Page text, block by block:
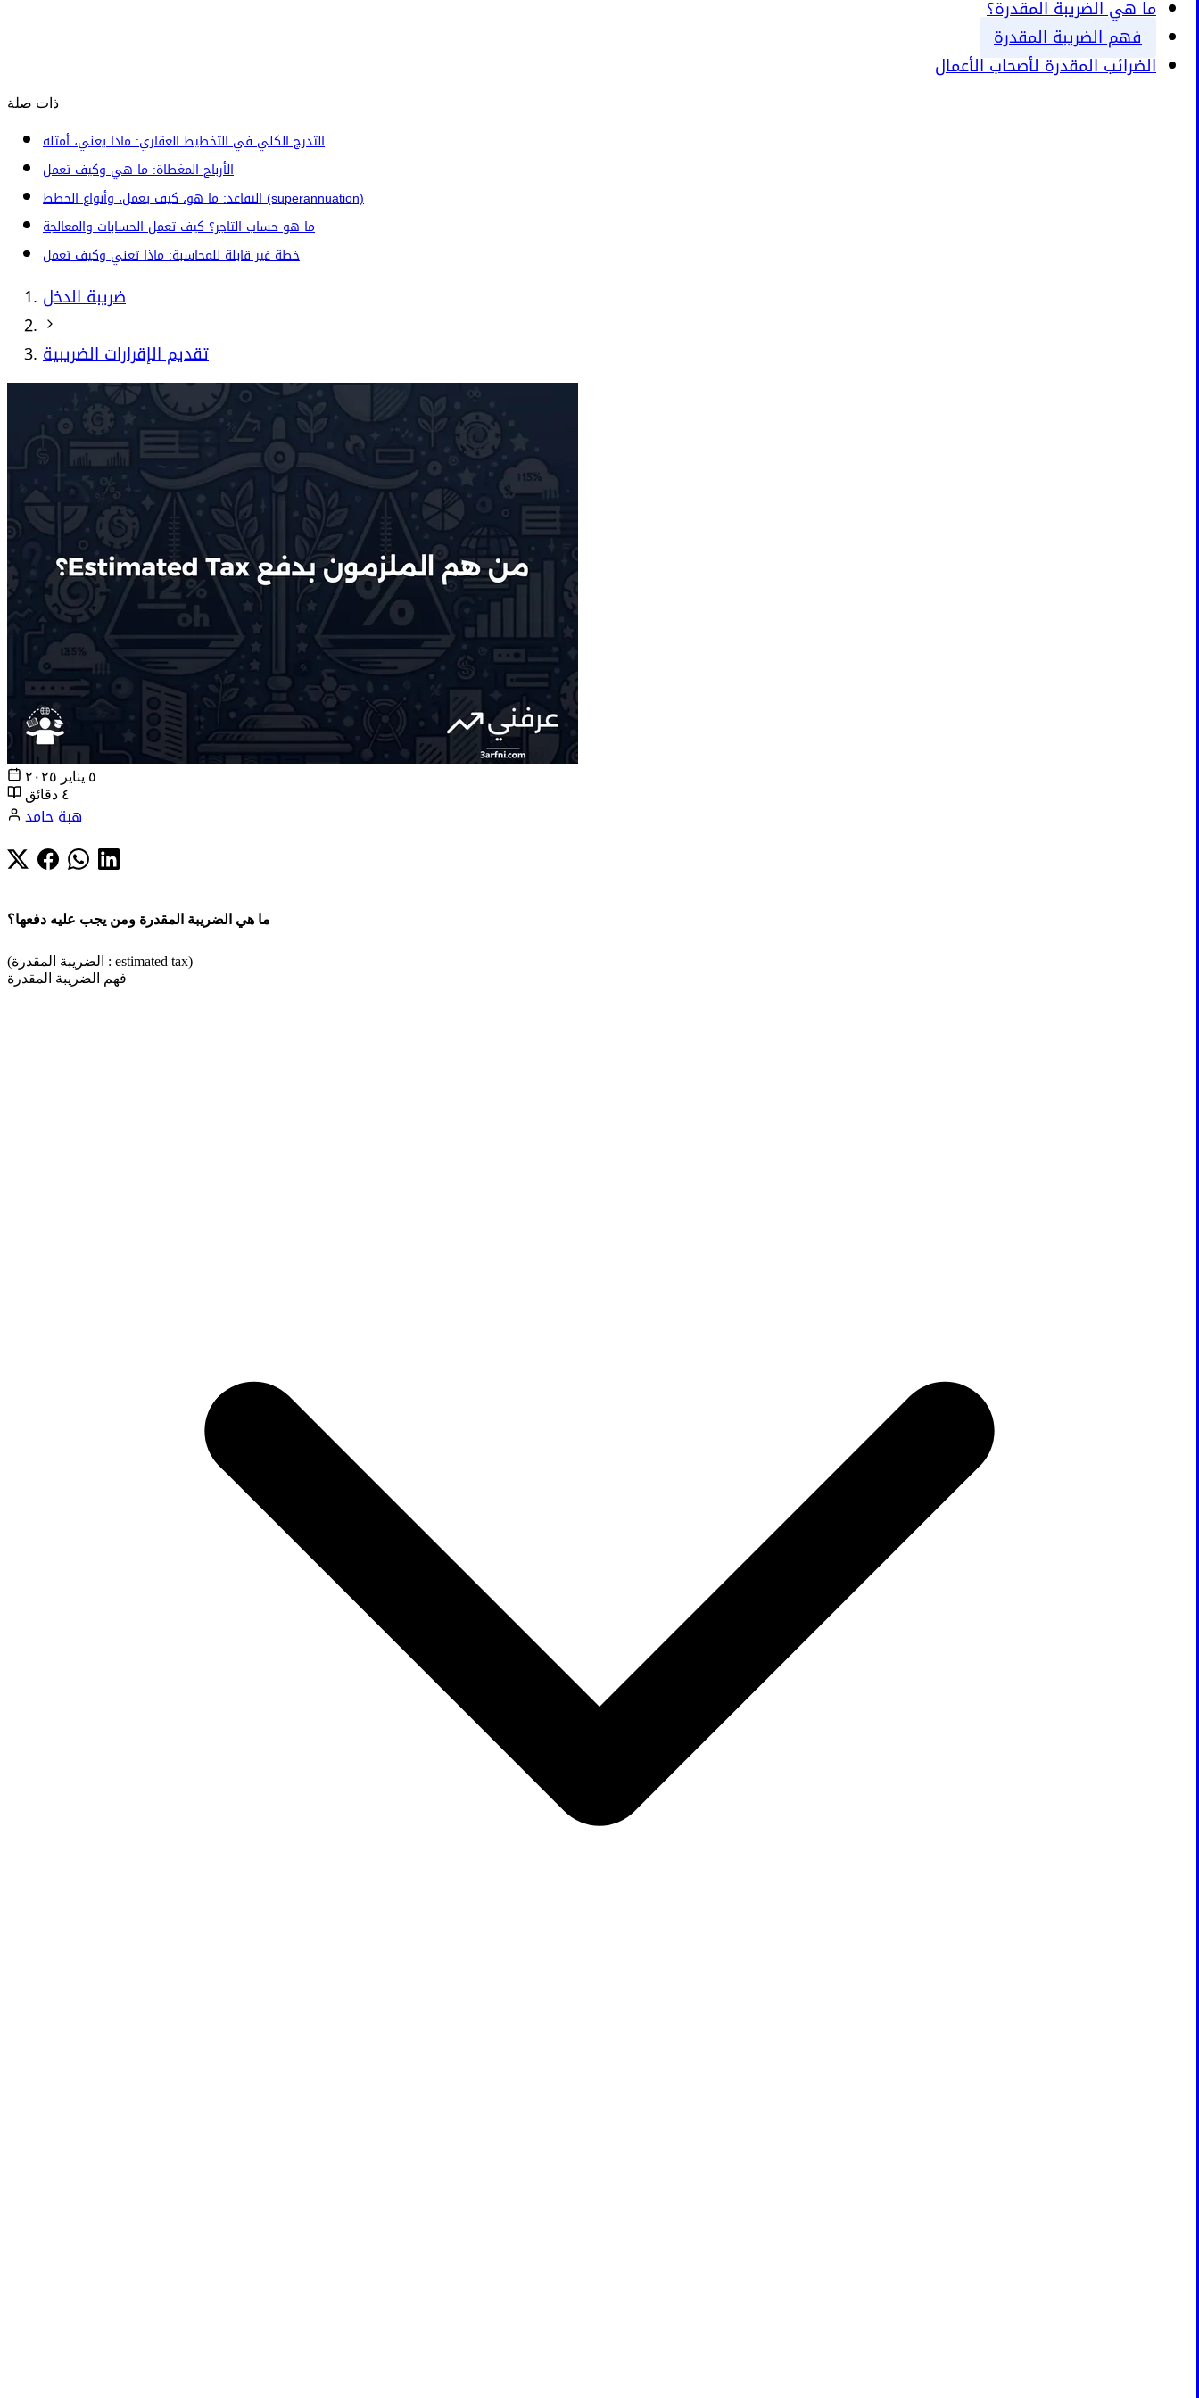
ما هي الضريبة المقدرة؟
فهم الضريبة المقدرة
الضرائب المقدرة لأصحاب الأعمال
ذات صلة
التدرج الكلي في التخطيط العقاري: ماذا يعني، أمثلة
الأرباح المغطاة: ما هي وكيف تعمل
التقاعد: ما هو، كيف يعمل، وأنواع الخطط (superannuation)
ما هو حساب التاجر؟ كيف تعمل الحسابات والمعالجة
خطة غير قابلة للمحاسبة: ماذا تعني وكيف تعمل
ضريبة الدخل
تقديم الإقرارات الضريبية
٥ يناير ٢٠٢٥
٤ دقائق
هبة حامد
ما هي الضريبة المقدرة ومن يجب عليه دفعها؟
(الضريبة المقدرة : estimated tax)
فهم الضريبة المقدرة